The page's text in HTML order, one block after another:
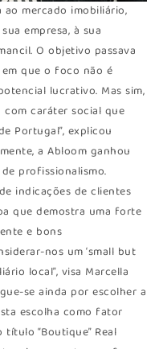
mercado imobiliário,
empresa, à sua
O objetivo passava
que o foco não é
lucrativo. Mas sim,
com caráter social que
Portugal”, explicou
a Abloom ganhou
profissionalismo.
indicações de clientes
que demostra uma forte
e bons
nos um ‘small but
local”, visa Marcella
se ainda por escolher a
escolha como fator
“Boutique” Real